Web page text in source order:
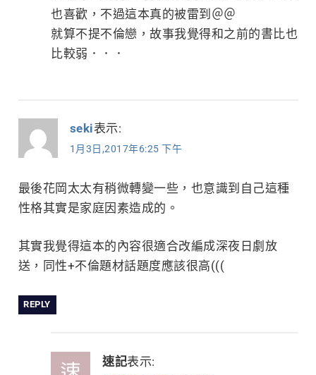
也喜歡，不過這本真的被雷到＠＠
就算不提不倫戀，故事我覺得和之前的書比也
比較弱．．．
seki表示:
1月3日,2017年6:25 下午
最後花岡太太有稍微轉變一些，也意識到自己這種
性格其實是家庭因素造成的。
其實我覺得這本的內容很適合改編成深夜日劇放
送，同性+不倫題材話題度應該很高(((
REPLY
速記表示: